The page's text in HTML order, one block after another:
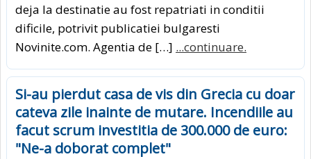
deja la destinatie au fost repatriati in conditii
dificile, potrivit publicatiei bulgaresti
Novinite.com. Agentia de […] ...continuare.
Si-au pierdut casa de vis din Grecia cu doar
cateva zile inainte de mutare. Incendiile au
facut scrum investitia de 300.000 de euro:
"Ne-a doborat complet"